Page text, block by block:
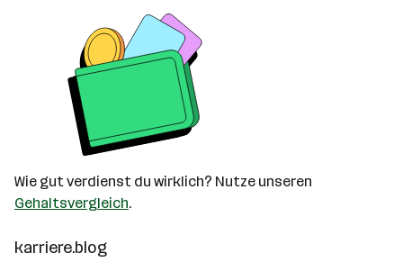
Wie gut verdienst du wirklich? Nutze unseren
Gehaltsvergleich.
karriere.blog